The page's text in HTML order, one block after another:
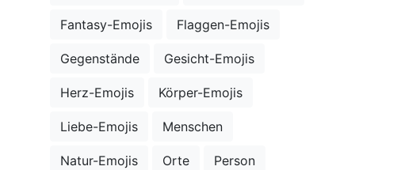
Fantasy-Emojis Flaggen-Emojis
Gegenstände Gesicht-Emojis
Herz-Emojis Körper-Emojis
Liebe-Emojis Menschen
Natur-Emojis Orte Person